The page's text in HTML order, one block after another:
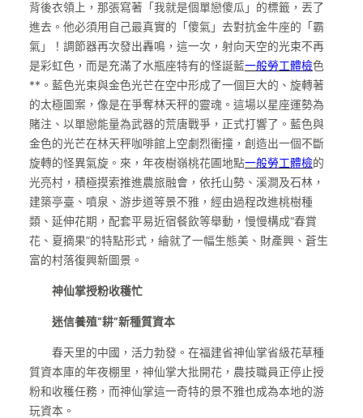
背後衣領上，那張寫著「我就是個單戀傻瓜」的標籤，丟了
進去。他必須用自己最真實的「傻氣」去對抗金牛座的「霸
氣」！調節器再次發出轟鳴，這一次，射向天空的光束不再
是彩虹色，而是充滿了水瓶座特有的怪誕藍一般勞工體檢色
**。藍色光束與金色光芒在空中形成了一個巨大的、旋轉著
的太極圖案，像是在爭奪林天秤的靈魂。這場以星座運勢為
賭注、以單戀能量為武器的荒唐戰爭，正式打響了。藍色與
金色的光芒在林天秤咖啡館上空劇烈衝撞，創造出一個不斷
旋轉的怪異氣旋。來，年夜樹嶺桃花圃地點一般勞工體檢的
光亮村，積極摸索推進農旅融會，依托山勢、溪澗及石林，
建築亭臺、噴泉、游步道等景不雅，經由過程改進桃樹種
類、延伸花期，配套平易近宿餐飲等舉動，慢慢構成“春賞
花、夏摘果”的特點形式，繪就了一幅生態美、財產興、蒼生
富的村落復興新圖景。
神仙掌授粉收穫忙
迷信養殖“耕”新種質資本
春天里的中國，活力勃發。在福建省神仙掌省級花草種
質資本庫的年夜棚里，神仙掌大批開花，農技職員正停止授
粉和收穫任務，而神仙掌這一奇特的景不雅也成為本地的游
玩資本。